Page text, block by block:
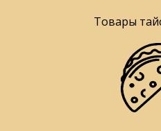
Товары